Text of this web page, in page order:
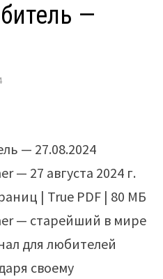
—
— 27 августа 2024 г.
| True PDF | 80 МБ
— старейший в мире
для любителей
своему